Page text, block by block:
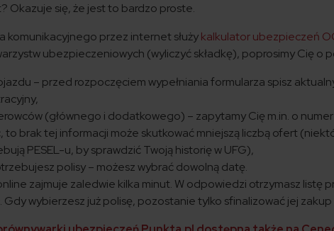
Okazuje się, że jest to bardzo proste.
komunikacyjnego przez internet służykalkulator ubezpieczeń
ubezpieczeniowych (wyliczyć składkę), poprosimy Cię o
– przed rozpoczęciem wypełniania formularza spisz
(głównego i dodatkowego) – zapytamy Cię m.in. o numer
to brak tej informacji może skutkować mniejszą liczbą ofert
PESEL-u, by sprawdzić Twoją historię w UFG),
polisy – możesz wybrać dowolną datę.
zajmuje zaledwie kilka minut. W odpowiedzi otrzymasz listę
wybierzesz już polisę, pozostanie tylko sfinalizować jej zakup